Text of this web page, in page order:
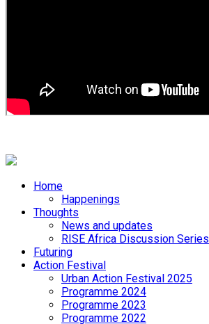
Home
Happenings
Thoughts
News and updates
RISE Africa Discussion Series
Futuring
Action Festival
Urban Action Festival 2025
Programme 2024
Programme 2023
Programme 2022